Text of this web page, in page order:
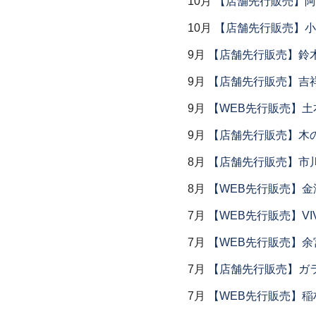
10月 【店舗先行販売】
9月 【店舗先行販売】
9月 【店舗先行販売】吉
9月 【WEB先行販売】
9月 【店舗先行販売】木
8月 【店舗先行販売】
8月 【WEB先行販売】
7月 【WEB先行販売】
7月 【WEB先行販売】
7月 【店舗先行販売】ガ
7月 【WEB先行販売】